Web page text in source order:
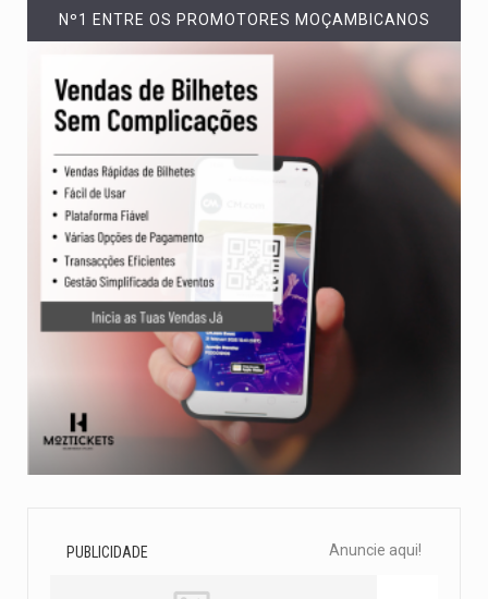
Nº1 ENTRE OS PROMOTORES MOÇAMBICANOS
PUBLICIDADE Anuncie aqui!